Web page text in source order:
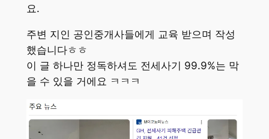
요.
주변 지인 공인중개사들에게 교육 받으며 작성
했습니다ㅎㅎ
이 글 하나만 정독하셔도 전세사기 99.9%는 막
을 수 있을 거에요 ㅋㅋㅋ